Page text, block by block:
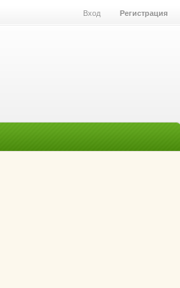
Вход Регистрация